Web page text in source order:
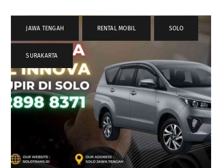
JAWA TENGAH RENTAL MOBIL SOLO ,
SURAKARTA